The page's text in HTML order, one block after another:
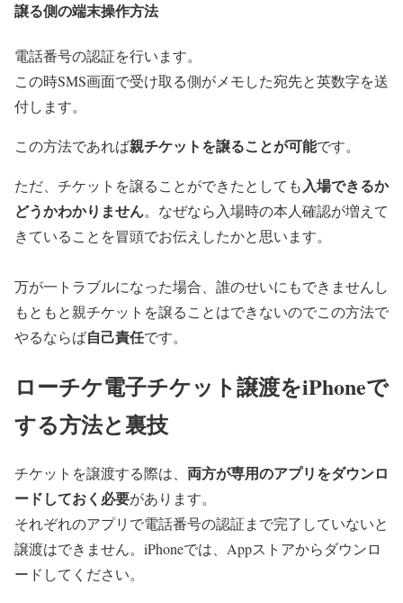
譲る側の端末操作方法
電話番号の認証を行います。
この時SMS画面で受け取る側がメモした宛先と英数字を送
付します。
この方法であれば親チケットを譲ることが可能です。
ただ、チケットを譲ることができたとしても入場できるか
どうかわかりません。なぜなら入場時の本人確認が増えて
きていることを冒頭でお伝えしたかと思います。
万が一トラブルになった場合、誰のせいにもできませんし
もともと親チケットを譲ることはできないのでこの方法で
やるならば自己責任です。
ローチケ電子チケット譲渡をiPhoneで
する方法と裏技
チケットを譲渡する際は、 両方が専用のアプリをダウンロ
ードしておく必要があります。
それぞれのアプリで電話番号の認証まで完了していないと
譲渡はできません。iPhoneでは、Appストアからダウンロ
ードしてください。